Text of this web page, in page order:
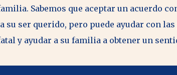
Sabemos que aceptar un acuerdo
su ser querido, pero puede ayudar con
y ayudar a su familia a obtener un